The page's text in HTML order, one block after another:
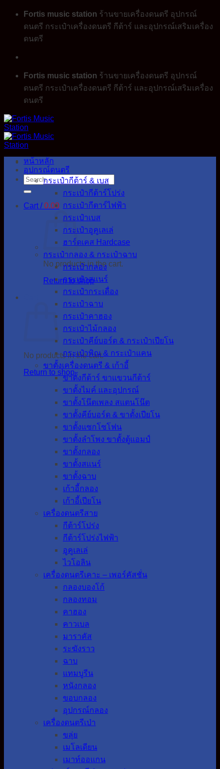
Skip
content
Fortis music station ร้านขายเครื่องดนตรี อุปกรณ์
ดนตรี กระเป๋าเครื่องดนตรี กีต้าร์ และอุปกรณ์เสริมเครื่อง
ดนตรี
Fortis music station ร้านขายเครื่องดนตรี อุปกรณ์
ดนตรี กระเป๋าเครื่องดนตรี กีต้าร์ และอุปกรณ์เสริมเครื่อง
ดนตรี
Search
for:
Cart /0.00
No products in the cart.
Return to shop
No products in the cart.
Return to shop
หน้าหลัก
อุปกรณ์ดนตรี
กระเป๋ากีต้าร์ & เบส
กระเป๋ากีต้าร์โปร่ง
กระเป๋ากีตาร์ไฟฟ้า
กระเป๋าเบส
กระเป๋าอูคูเลเล่
ฮาร์ดเคส Hardcase
กระเป๋ากลอง & กระเป๋าฉาบ
กระเป๋ากลอง
กระเป๋าสแนร์
กระเป๋ากระเดื่อง
กระเป๋าฉาบ
กระเป๋าคาฮอง
กระเป๋าไม้กลอง
กระเป๋าคีย์บอร์ด & กระเป๋าเปียโน
กระเป๋าพิณ & กระเป๋าแคน
ขาตั้งเครื่องดนตรี & เก้าอี้
ขาตั้งกีต้าร์ ขาแขวนกีต้าร์
ขาตั้งไมค์ และอุปกรณ์
ขาตั้งโน๊ตเพลง สแตนโน๊ต
ขาตั้งคีย์บอร์ด & ขาตั้งเปียโน
ขาตั้งแซกโซโฟน
ขาตั้งลำโพง ขาตั้งตู้แอมป์
ขาตั้งกลอง
ขาตั้งสแนร์
ขาตั้งฉาบ
เก้าอี้กลอง
เก้าอี้เปียโน
เครื่องดนตรีสาย
กีต้าร์โปร่ง
กีต้าร์โปร่งไฟฟ้า
อูคูเลเล่
ไวโอลิน
เครื่องดนตรีเคาะ – เพอร์คัสชั่น
กลองบองโก้
กลองทอม
คาฮอง
คาวเบล
มาราคัส
ระฆังราว
ฉาบ
แทมบูรีน
หนังกลอง
ขอบกลอง
อุปกรณ์กลอง
เครื่องดนตรีเป่า
ขลุ่ย
เมโลเดียน
เมาท์ออแกน